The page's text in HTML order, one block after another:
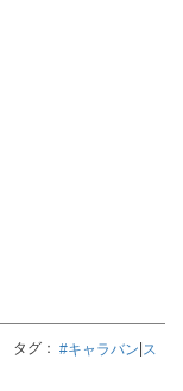
タグ： #キャラバン ス